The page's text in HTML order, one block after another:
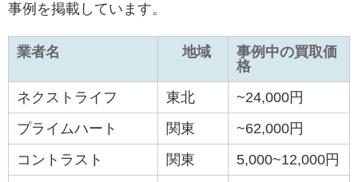
事例を掲載しています。
業者名 地域
事例中の買取価
格
ネクストライフ
東北
~24,000円
プライムハート
関東
~62,000円
コントラスト
関東
5,000~12,000円